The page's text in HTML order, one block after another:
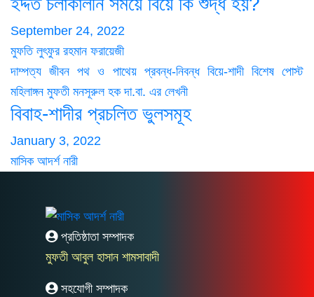
September 24, 2022
মুফতি লুৎফুর রহমান ফরায়েজী
দাম্পত্য জীবন পথ ও পাথেয় প্রবন্ধ-নিবন্ধ বিয়ে-শাদী বিশেষ পোস্ট
মহিলাঙ্গন মুফতী মনসূরুল হক দা.বা. এর লেখনী
বিবাহ-শাদীর প্রচলিত ভুলসমূহ
January 3, 2022
মাসিক আদর্শ নারী
প্রতিষ্ঠাতা সম্পাদক
মুফতী আবুল হাসান শামসাবাদী
সহযোগী সম্পাদক